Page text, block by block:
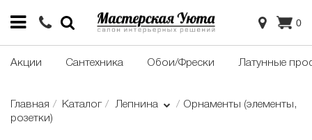
0
Акции Сантехника Обои/Фрески Латунные
Главная Каталог Лепнина
Орнаменты (элементы,
розетки)